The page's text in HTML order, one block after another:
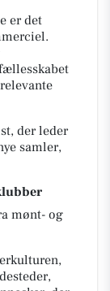
er det
der leder
samler,
mønt- og